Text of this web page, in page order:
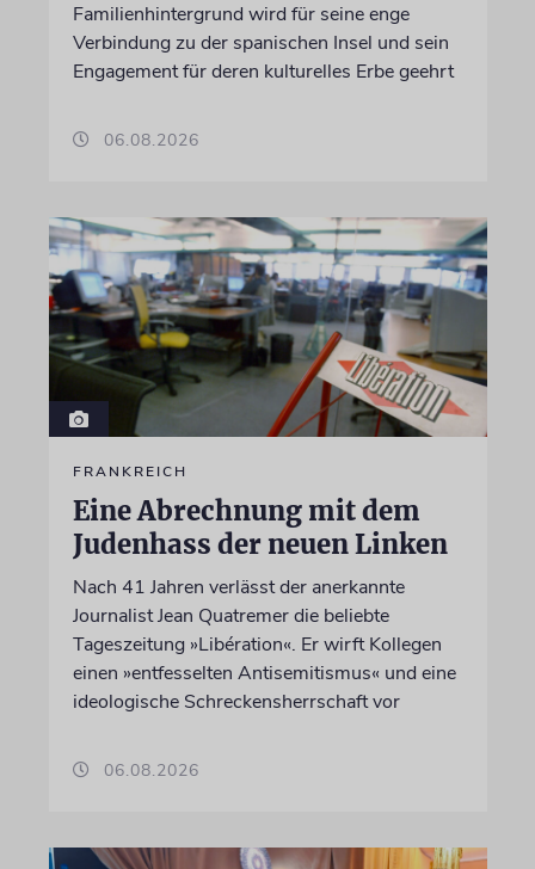
Familienhintergrund wird für seine enge
Verbindung zu der spanischen Insel und sein
Engagement für deren kulturelles Erbe geehrt
06.08.2026
FRANKREICH
Eine Abrechnung mit dem
Judenhass der neuen Linken
Nach 41 Jahren verlässt der anerkannte
Journalist Jean Quatremer die beliebte
Tageszeitung »Libération«. Er wirft Kollegen
einen »entfesselten Antisemitismus« und eine
ideologische Schreckensherrschaft vor
06.08.2026